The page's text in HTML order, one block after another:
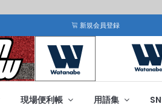
新規会員登録
現場便利帳 用語集